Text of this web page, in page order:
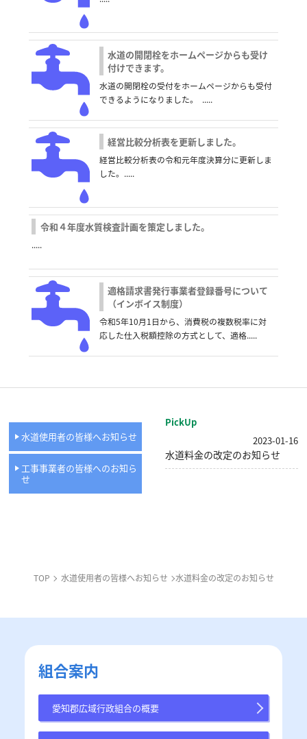
水道の開閉栓をホームページからも受け
付けできます。
水道の開閉栓の受付をホームページからも受付
できるようになりました。 .....
経営比較分析表を更新しました。
経営比較分析表の令和元年度決算分に更新しま
した。.....
令和４年度水質検査計画を策定しました。
.....
適格請求書発行事業者登録番号について
（インボイス制度）
令和5年10月1日から、消費税の複数税率に対
応した仕入税額控除の方式として、適格.....
水道使用者の皆様へお知らせ
工事事業者の皆様へのお知ら
せ
PickUp
水道料金の改定のお知らせ
2023-01-16
TOP 水道使用者の皆様へお知らせ 水道料金の改定のお知らせ
組合案内
愛知郡広域行政組合の概要